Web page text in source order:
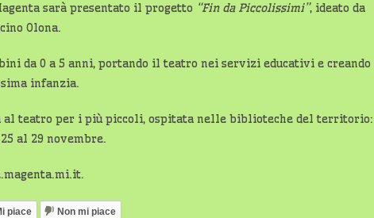
sarà presentato il progetto “Fin da Piccolissimi”, ideato da
Olona.
da 0 a 5 anni, portando il teatro nei servizi educativi e creando
infanzia.
al teatro per i più piccoli, ospitata nelle biblioteche del territorio:
al 29 novembre.
piace Non mi piace